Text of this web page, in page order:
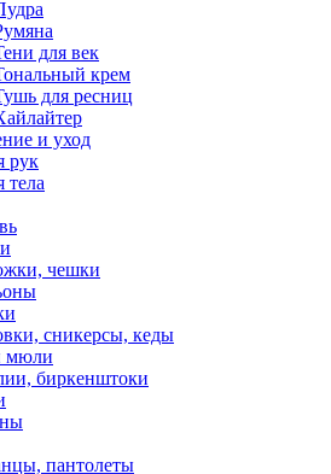
для век
крем
для ресниц
и уход
рук
тела
чешки
сникерсы, кеды
мюли
биркенштоки
пантолеты